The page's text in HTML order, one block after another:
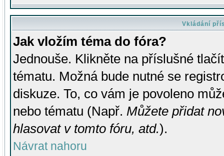
Vkládání
Jak vložím téma do fóra?
Jednouše. Klikněte na příslušné
tématu. Možná bude nutné se
diskuze. To, co vám je povoleno
nebo tématu (Např. Můžete přidat
hlasovat v tomto fóru, atd.).
Návrat nahoru